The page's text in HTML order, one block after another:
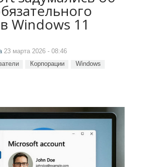
Windows 11
23 марта 2026 - 08:46
Корпорации Windows